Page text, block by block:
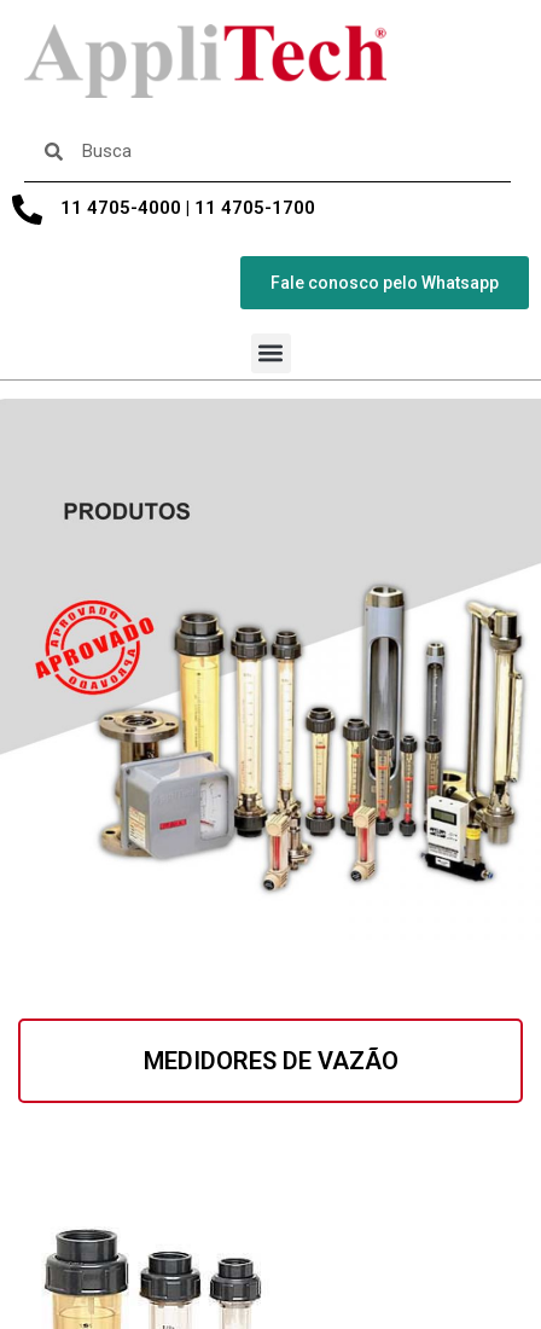
11 4705-4000 | 11 4705-1700
Fale conosco pelo Whatsapp
MEDIDORES DE VAZÃO